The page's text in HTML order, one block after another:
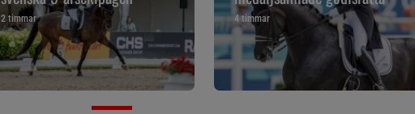
2 timmar 4 timmar